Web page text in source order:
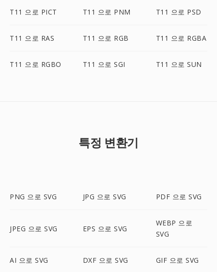
T11 으로 PICT T11 으로 PNM T11 으로 PSD
T11 으로 RAS T11 으로 RGB T11 으로 RGBA
T11 으로 RGBO T11 으로 SGI T11 으로 SUN
특정 변환기
PNG 으로 SVG JPG 으로 SVG PDF 으로 SVG
JPEG 으로 SVG EPS 으로 SVG
WEBP 으로
SVG
AI 으로 SVG DXF 으로 SVG GIF 으로 SVG